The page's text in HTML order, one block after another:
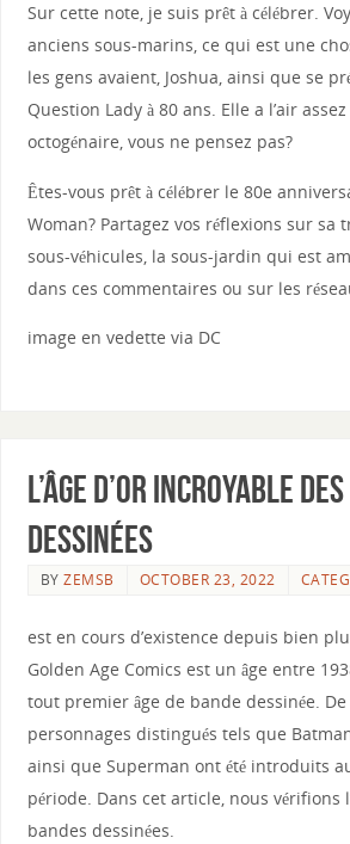
Sur cette note, je suis prêt à célébrer.
anciens sous-marins, ce qui est une
les gens avaient, Joshua, ainsi que se
Question Lady à 80 ans. Elle a l’air
octogénaire, vous ne pensez pas?
Êtes-vous prêt à célébrer le 80e
Woman? Partagez vos réflexions sur sa
sous-véhicules, la sous-jardin qui est
dans ces commentaires ou sur les
image en vedette via DC
L’âge d’or incroyable
dessinées
BYZEMSB OCTOBER 23, 2022
est en cours d’existence depuis bien
Golden Age Comics est un âge entre
tout premier âge de bande dessinée.
personnages distingués tels que
ainsi que Superman ont été introduits
période. Dans cet article, nous vérifions
bandes dessinées.